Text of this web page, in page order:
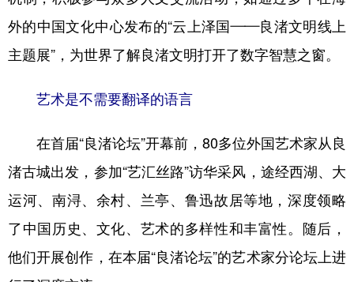
外的中国文化中心发布的“云上泽国——良渚文明线上
主题展”，为世界了解良渚文明打开了数字智慧之窗。
艺术是不需要翻译的语言
在首届“良渚论坛”开幕前，80多位外国艺术家从良
渚古城出发，参加“艺汇丝路”访华采风，途经西湖、大
运河、南浔、余村、兰亭、鲁迅故居等地，深度领略
了中国历史、文化、艺术的多样性和丰富性。随后，
他们开展创作，在本届“良渚论坛”的艺术家分论坛上进